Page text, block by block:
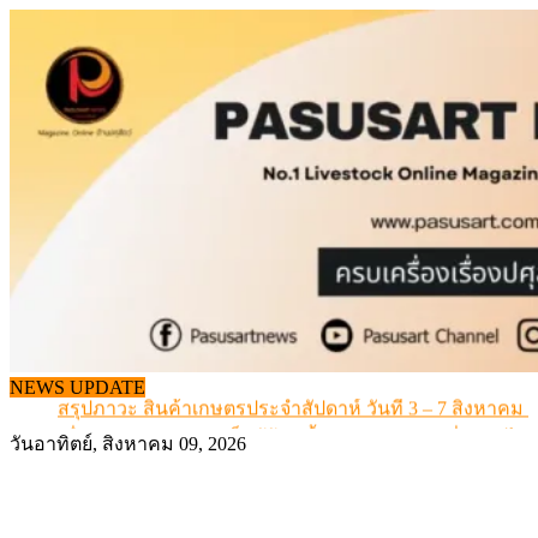
content
NEWS UPDATE
เดินหน้าดัน “ราคากลางโคเนื้อ” แก้ปัญหาราคาโคเนื้อตก
สรุปภาวะ สินค้าเกษตรประจำสัปดาห์ วันที่ 3 – 7 สิงหาคม
เมื่อเกษตรกรถูกมองเป็นผู้ร้ายเบื้องหลังราคาหมูที่สังคมไม่
วันอาทิตย์, สิงหาคม 09, 2026